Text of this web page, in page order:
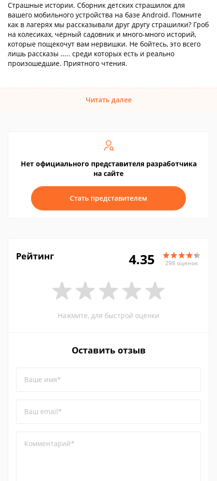
Страшные истории. Сборник детских страшилок для
вашего мобильного устройства на базе Android. Помните
как в лагерях мы рассказывали друг другу страшилки? Гроб
на колесиках, чёрный садовник и много-много историй,
которые пощекочут вам нервишки. Не бойтесь, это всего
лишь рассказы ..... среди которых есть и реально
произошедшие. Приятного чтения.
Читать далее
Нет официального представителя разработчика
на сайте
Стать представителем
Рейтинг 4.35 298 оценок
Нажмите, для быстрой оценки
Оставить отзыв
Ваше имя*
Ваш email*
Комментарий*